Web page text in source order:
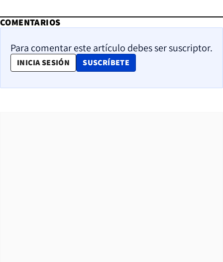
COMENTARIOS
Para comentar este artículo debes ser suscriptor.
INICIA SESIÓN SUSCRÍBETE
OPENS IN NEW WINDOW